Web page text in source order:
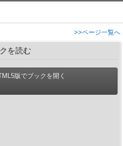
>>ページ一覧へ
を読む
版でブックを開く